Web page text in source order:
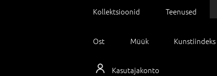
Kollektsioonid Teenused
Ost Müük Kunstiindeks
Kasutajakonto